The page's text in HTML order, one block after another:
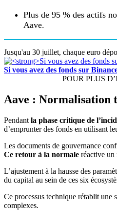
Plus de 95 % des actifs
Aave.
Jusqu'au 30 juillet, chaque euro
Si vous avez des fonds sur
POUR PLUS
Aave : Normalisation
Pendant la phase critique de
d’emprunter des fonds en utilisant
Les documents de gouvernance
Ce retour à la normale réactive un
L’ajustement à la hausse des
du capital au sein de ces six
Ce processus technique rétablit
complexes.